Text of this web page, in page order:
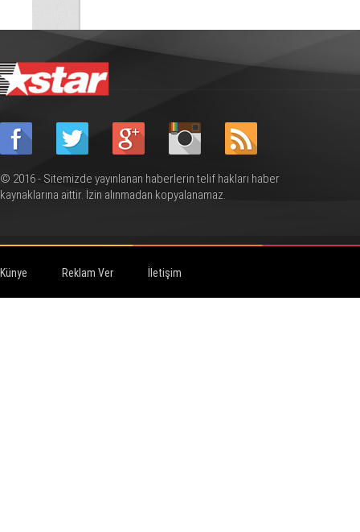
© 2016 - Sitemizde yayınlanan haberlerin telif hakları haber
kaynaklarına aittir. İzin alınmadan kopyalanamaz.
Künye Reklam Ver İletişim